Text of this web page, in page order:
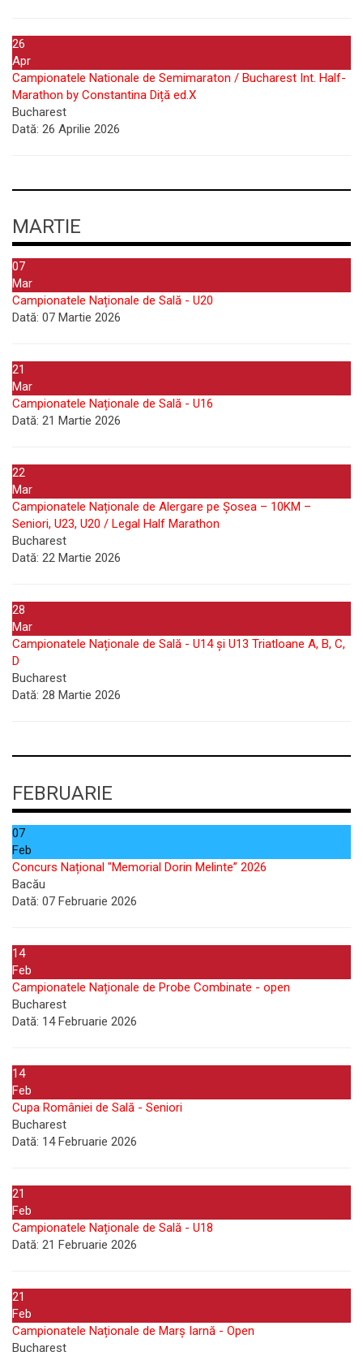
26
Apr
Campionatele Nationale de Semimaraton / Bucharest Int. Half-
Marathon by Constantina Diță ed.X
Bucharest
Dată: 26 Aprilie 2026
MARTIE
07
Mar
Campionatele Naționale de Sală - U20
Dată: 07 Martie 2026
21
Mar
Campionatele Naționale de Sală - U16
Dată: 21 Martie 2026
22
Mar
Campionatele Naționale de Alergare pe Șosea – 10KM –
Seniori, U23, U20 / Legal Half Marathon
Bucharest
Dată: 22 Martie 2026
28
Mar
Campionatele Naționale de Sală - U14 și U13 Triatloane A, B, C,
D
Bucharest
Dată: 28 Martie 2026
FEBRUARIE
07
Feb
Concurs Național "Memorial Dorin Melinte” 2026
Bacău
Dată: 07 Februarie 2026
14
Feb
Campionatele Naționale de Probe Combinate - open
Bucharest
Dată: 14 Februarie 2026
14
Feb
Cupa României de Sală - Seniori
Bucharest
Dată: 14 Februarie 2026
21
Feb
Campionatele Naționale de Sală - U18
Dată: 21 Februarie 2026
21
Feb
Campionatele Naționale de Marș Iarnă - Open
Bucharest